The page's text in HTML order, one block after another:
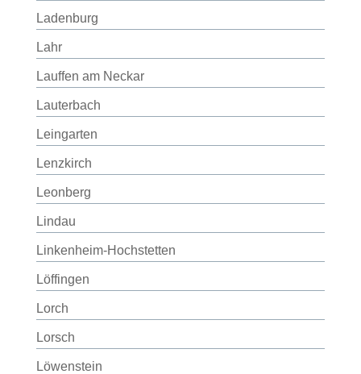
Ladenburg
Lahr
Lauffen am Neckar
Lauterbach
Leingarten
Lenzkirch
Leonberg
Lindau
Linkenheim-Hochstetten
Löffingen
Lorch
Lorsch
Löwenstein